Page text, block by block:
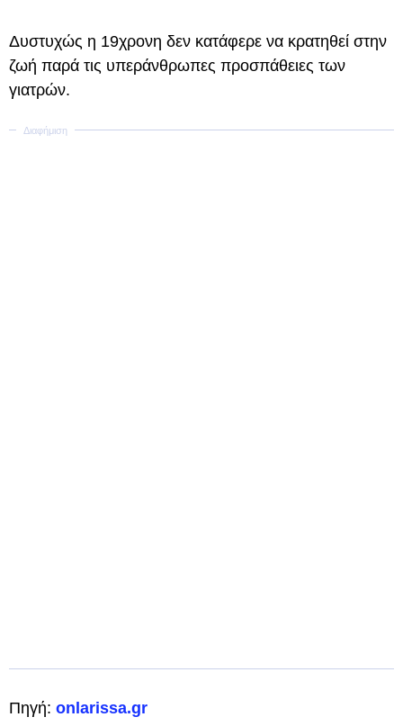
Δυστυχώς η 19χρονη δεν κατάφερε να κρατηθεί στην
ζωή παρά τις υπεράνθρωπες προσπάθειες των
γιατρών.
Πηγή: onlarissa.gr